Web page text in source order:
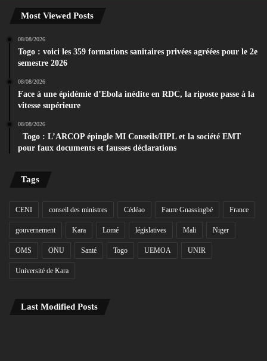
Most Viewed Posts
08/08/2026
Togo : voici les 359 formations sanitaires privées agréées pour le 2e
semestre 2026
08/08/2026
Face à une épidémie d’Ebola inédite en RDC, la riposte passe à la
vitesse supérieure
08/08/2026
Togo : L’ARCOP épingle MI Conseils/HPL et la société EMT
pour faux documents et fausses déclarations
Tags
CENI conseil des ministres Cédéao Faure Gnassingbé France
gouvernement Kara Lomé législatives Mali Niger
OMS ONU Santé Togo UEMOA UNIR
Université de Kara
Last Modified Posts